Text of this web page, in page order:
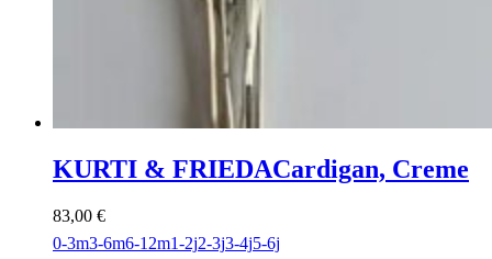
KURTI & FRIEDACardigan, Creme
83,00 €
0-3m3-6m6-12m1-2j2-3j3-4j5-6j